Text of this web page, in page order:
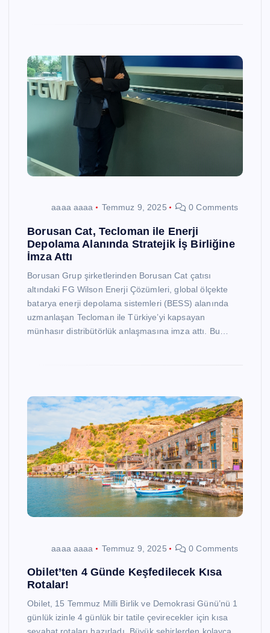
aaaa aaaa Temmuz 9, 2025 0 Comments
Borusan Cat, Tecloman ile Enerji
Depolama Alanında Stratejik İş Birliğine
İmza Attı
Borusan Grup şirketlerinden Borusan Cat çatısı
altındaki FG Wilson Enerji Çözümleri, global ölçekte
batarya enerji depolama sistemleri (BESS) alanında
uzmanlaşan Tecloman ile Türkiye’yi kapsayan
münhasır distribütörlük anlaşmasına imza attı. Bu…
aaaa aaaa Temmuz 9, 2025 0 Comments
Obilet’ten 4 Günde Keşfedilecek Kısa
Rotalar!
Obilet, 15 Temmuz Milli Birlik ve Demokrasi Günü’nü 1
günlük izinle 4 günlük bir tatile çevirecekler için kısa